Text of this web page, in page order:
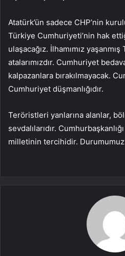
Atatürk’ün sadece CHP’nin
Türkiye Cumhuriyeti’nin hak
ulaşacağız. İlhamımız yaşanmış
atalarımızdır. Cumhuriyet
kalpazanlara bırakılmayacak.
Cumhuriyet düşmanlığıdır.
Teröristleri yanlarına alanlar,
sevdalılarıdır.
milletinin tercihidir.